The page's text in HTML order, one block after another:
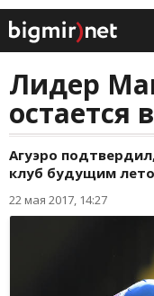
Лидер
остается
Агуэро
клуб будущим
22 мая 2017, 14:27